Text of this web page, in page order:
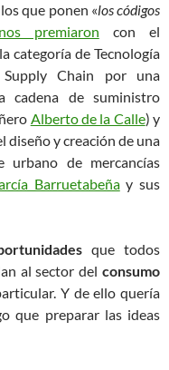
que ponen «los códigos
nos premiaron con el
categoría de Tecnología
Chain por una
cadena de suministro
Alberto de la Calle) y
diseño y creación de una
urbano de mercancías
Barruetabeñay sus
que todos
al sector delconsumo
Y de ello quería
que preparar las ideas